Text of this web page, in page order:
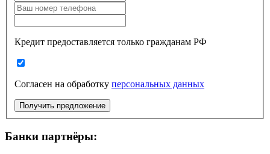
Кредит предоставляется только гражданам РФ
Согласен на обработку персональных данных
Получить предложение
Банки партнёры: